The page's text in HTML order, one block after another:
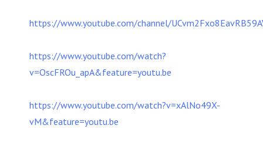
https://www.youtube.com/channel/
https://www.youtube.com/watch?
v=OscFROu_apA&feature=youtu.be
https://www.youtube.com/watch?v=xAlNo49X-
vM&feature=youtu.be